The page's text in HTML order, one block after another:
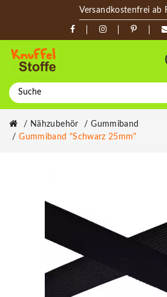
Versandkostenfrei ab
Nähzubehör
Gummiband
Gummiband "Schwarz 25mm"